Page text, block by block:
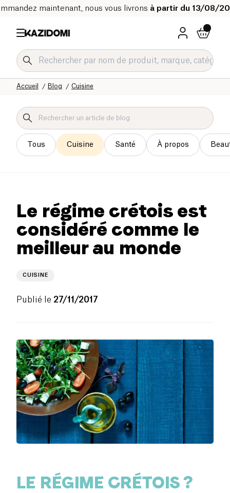
maintenant, nous vous livrons à partir du 13/08/
Cuisine
Blog
Accueil
Tous Cuisine Santé À propos
Le régime crétois est
considéré comme le
meilleur au monde
CUISINE
Publié le 27/11/2017
LE RÉGIME CRÉTOIS ?